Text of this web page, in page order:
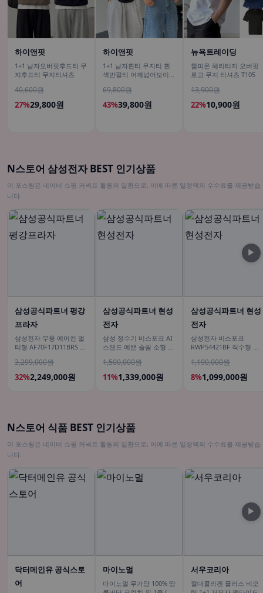
하이앤핏
1+1 남자오버핏후드티 무
지후드티 무지티셔츠
40,600원
27%29,800원
하이앤핏
1+1 남자흰티 무지티 흰
색반팔티 어깨넓어보이는
69,800원
43%39,800원
뉴욕트레이딩
챔피온 헤리티지 오버핏
로고 무지 티셔츠 T105
13,900원
22%10,900원
N스토어 삼성전자 BEST 인기상품
이 포스팅은 네이버 쇼핑 커넥트 활동의 일환으로, 이에 따른 일정액의 수수료를 제공받습
니다.
삼성공식파트너 평강
프라자
삼성전자 무풍 에어컨 멀
티형 AF70F17D11BRS 일
무료
3,299,000원
32%2,249,000원
삼성공식파트너 현성
전자
삼성 정수기 비스포크 AI
스탠드 예쁜 슬림 소형 일
커피정수기
1,500,000원
11%1,339,000원
삼성공식파트너 현성
전자
삼성전자 비스포크
RWP54421BF 직수형 냉
언더싱크 화이트
1,190,000원
8%1,099,000원
▶
N스토어 식품 BEST 인기상품
이 포스팅은 네이버 쇼핑 커넥트 활동의 일환으로, 이에 따른 일정액의 수수료를 제공받습
니다.
닥터메인유 공식스토
어
마이노멀
마이노멀 무가당 100% 땅
서우코리아
절대콜라겐 플러스 비오
▶